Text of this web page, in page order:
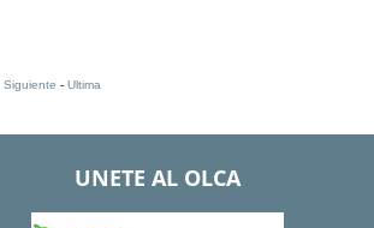
Siguiente - Ultima
UNETE AL OLCA